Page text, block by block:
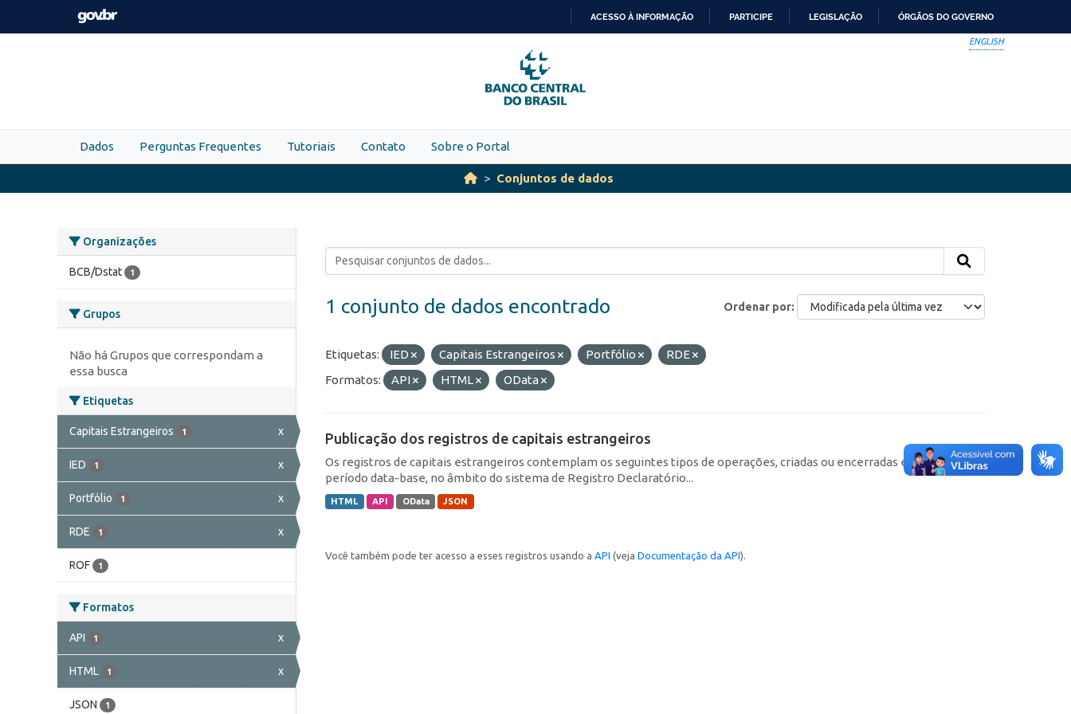
Skip to main content
PARA
O
CONTEÚDO
ACESSO À INFORMAÇÃO PARTICIPE LEGISLAÇÃO ÓRGÃOS DO GOVERNO
ENGLISH
Dados Perguntas Frequentes Tutoriais Contato Sobre o Portal
Conjuntos de dados
Organizações
BCB/Dstat 1
Grupos
Não há Grupos que correspondam a
essa busca
Etiquetas
Capitais Estrangeiros 1 x
IED 1 x
Portfólio 1 x
RDE 1 x
ROF 1
Formatos
API 1 x
HTML 1 x
JSON 1
Ordenar por
1 conjunto de dados encontrado
Etiquetas: IED Capitais Estrangeiros Portfólio
RDE
Formatos:
API HTML OData
Publicação dos registros de capitais estrangeiros
Os registros de capitais estrangeiros contemplam os seguintes tipos de operações, criadas ou encerradas em cada
período data-base, no âmbito do sistema de Registro Declaratório...
HTML API OData JSON
Você também pode ter acesso a esses registros usando a API (veja Documentação da API).